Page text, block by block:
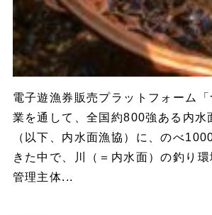
電子遊漁券販売プラットフォーム
業を通して、全国約800強ある内水
（以下、内水面漁協）に、のべ
きた中で、川（＝内水面）の釣り
管理主体...